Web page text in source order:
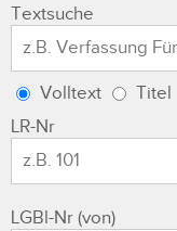
Textsuche
Volltext Titel
LR-Nr
LGBl-Nr (von)